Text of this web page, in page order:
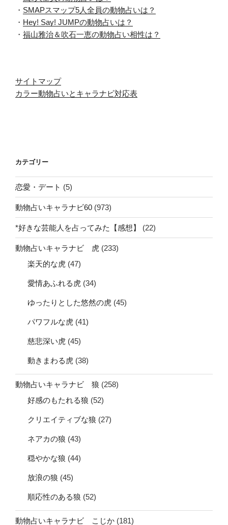
・ SMAPスマップ5人全員の動物占いは？
・ Hey! Say! JUMPの動物占いは？
・ 福山雅治＆吹石一恵の動物占い相性は？
サイトマップ
カラー動物占いとキャラナビ対応表
カテゴリー
恋愛・デート (5)
動物占いキャラナビ60 (973)
*好きな芸能人を占ってみた【感想】 (22)
動物占いキャラナビ 虎 (233)
楽天的な虎 (47)
愛情あふれる虎 (34)
ゆったりとした悠然の虎 (45)
パワフルな虎 (41)
慈悲深い虎 (45)
動きまわる虎 (38)
動物占いキャラナビ 狼 (258)
好感のもたれる狼 (52)
クリエイティブな狼 (27)
ネアカの狼 (43)
穏やかな狼 (44)
放浪の狼 (45)
順応性のある狼 (52)
動物占いキャラナビ こじか (181)